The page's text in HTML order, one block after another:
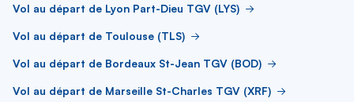
Vol au départ de Lyon Part-Dieu TGV (LYS)
Vol au départ de Toulouse (TLS)
Vol au départ de Bordeaux St-Jean TGV (BOD)
Vol au départ de Marseille St-Charles TGV (XRF)